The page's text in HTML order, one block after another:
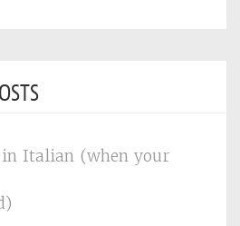
Italian (when your